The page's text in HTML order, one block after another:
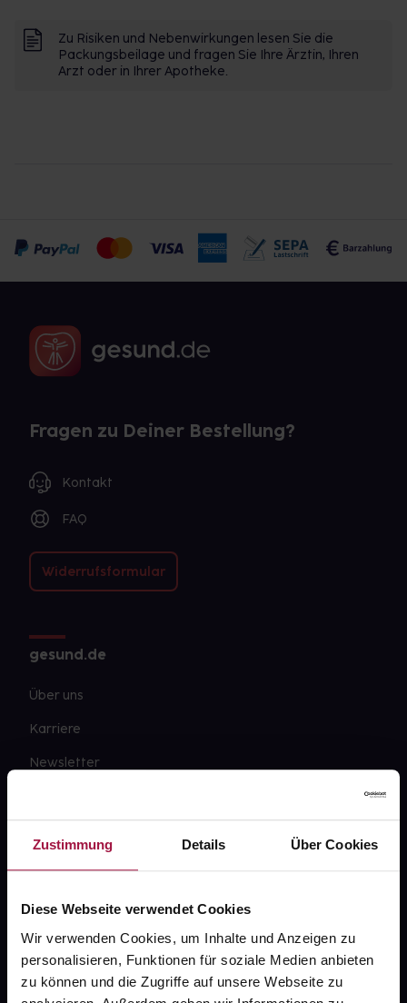
Zustimmung Details Über Cookies
Diese Webseite verwendet Cookies
Wir verwenden Cookies, um Inhalte und Anzeigen zu
personalisieren, Funktionen für soziale Medien anbieten
zu können und die Zugriffe auf unsere Webseite zu
Zu Risiken und Nebenwirkungen lesen Sie die
Packungsbeilage und fragen Sie Ihre Ärztin, Ihren
Arzt oder in Ihrer Apotheke.
Fragen zu Deiner Bestellung?
Kontakt
FAQ
Widerrufsformular
gesund.de
Über uns
Karriere
Newsletter
Datenschutz
AGB
Impressum